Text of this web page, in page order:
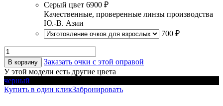
Серый цвет 6900 ₽
Качественные, проверенные линзы производства
Ю.-В. Азии
700 ₽
В корзину
Заказать очки с этой оправой
У этой модели есть другие цвета
черный
Купить в один кликЗабронировать